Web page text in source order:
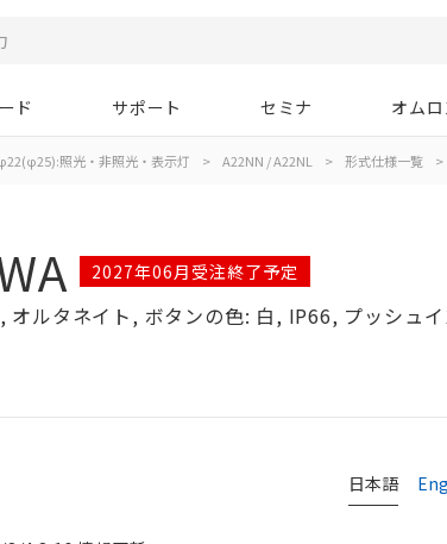
ド サポート セミナ オム
照光・非照光・表示灯 > A22NN / A22NL > 形式仕様一覧 >
2027年06月受注終了予定
ルタネイト, ボタンの色: 白, IP66, プッシュ
日本語